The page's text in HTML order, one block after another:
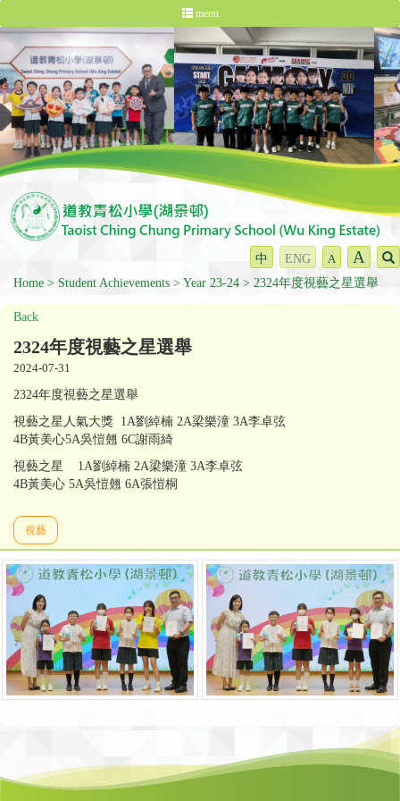
menu
中 ENG A A
Home Student Achievements Year 23-24 2324年度視藝之星選舉
Back
2324年度視藝之星選舉
2024-07-31
2324年度視藝之星選舉
視藝之星人氣大獎 1A劉綽楠 2A梁樂潼 3A李卓弦
4B黃美心5A吳愷翹 6C謝雨綺
視藝之星 1A劉綽楠 2A梁樂潼 3A李卓弦
4B黃美心 5A吳愷翹 6A張愷桐
視藝